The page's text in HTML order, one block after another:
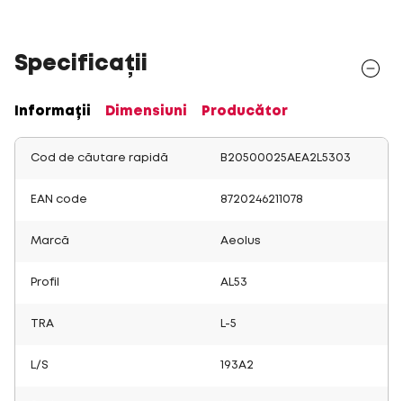
Specificații
Informații Dimensiuni Producător
Cod de căutare rapidă B20500025AEA2L5303
EAN code 8720246211078
Marcă Aeolus
Profil AL53
TRA L-5
L/S 193A2